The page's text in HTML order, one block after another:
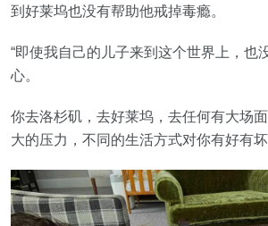
到好莱坞也没有帮助他戒掉毒瘾。
“即使我自己的儿子来到这个世界上，也
心。
你去洛杉矶，去好莱坞，去任何有大场
大的压力，不同的生活方式对你有好有坏